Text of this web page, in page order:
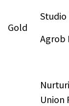
Gold
Studio
Agrob
Union